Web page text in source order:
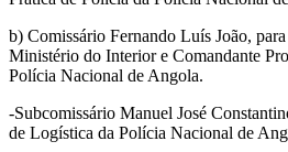
b) Comissário Fernando Luís João,
Ministério do Interior e Comandante
Polícia Nacional de Angola.
-Subcomissário Manuel José
de Logística da Polícia Nacional de